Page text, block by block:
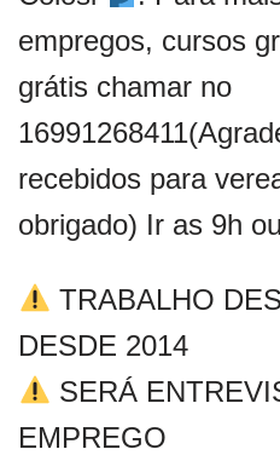
empregos, cursos
grátis chamar no
recebidos para
obrigado) Ir as 9h
TRABALHO
DESDE 2014
SERÁ
EMPREGO